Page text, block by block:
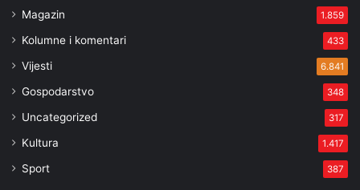
Magazin 1.859
Kolumne i komentari 433
Vijesti 6.841
Gospodarstvo 348
Uncategorized 317
Kultura 1.417
Sport 387